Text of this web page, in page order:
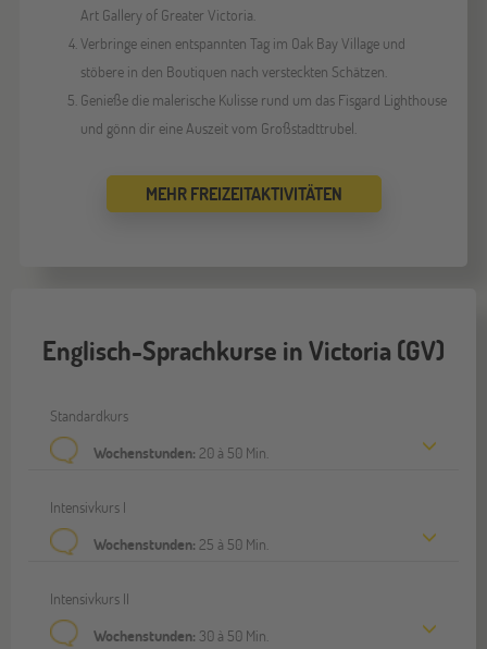
Art Gallery of Greater Victoria.
Verbringe einen entspannten Tag im Oak Bay Village und
stöbere in den Boutiquen nach versteckten Schätzen.
Genieße die malerische Kulisse rund um das Fisgard Lighthouse
und gönn dir eine Auszeit vom Großstadttrubel.
MEHR FREIZEITAKTIVITÄTEN
Englisch-Sprachkurse in Victoria (GV)
Standardkurs
Wochenstunden: 20 à 50 Min.
Intensivkurs I
Wochenstunden: 25 à 50 Min.
Intensivkurs II
Wochenstunden: 30 à 50 Min.